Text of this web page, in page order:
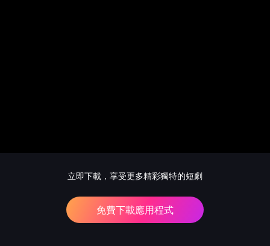
立即下載，享受更多精彩獨特的短劇
免費下載應用程式